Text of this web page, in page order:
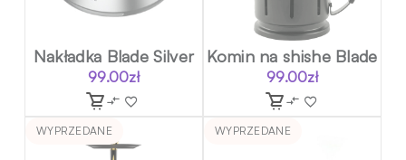
Nakładka Blade Silver
99.00zł
Komin na shishe Blade
99.00zł
WYPRZEDANE WYPRZEDANE